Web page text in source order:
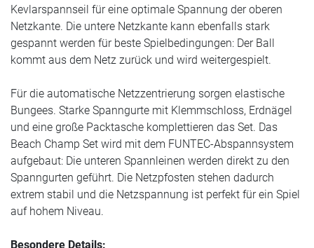
Kevlarspannseil für eine optimale Spannung der oberen
Netzkante. Die untere Netzkante kann ebenfalls stark
gespannt werden für beste Spielbedingungen: Der Ball
kommt aus dem Netz zurück und wird weitergespielt.
Für die automatische Netzzentrierung sorgen elastische
Bungees. Starke Spanngurte mit Klemmschloss, Erdnägel
und eine große Packtasche komplettieren das Set. Das
Beach Champ Set wird mit dem FUNTEC-Abspannsystem
aufgebaut: Die unteren Spannleinen werden direkt zu den
Spanngurten geführt. Die Netzpfosten stehen dadurch
extrem stabil und die Netzspannung ist perfekt für ein Spiel
auf hohem Niveau.
Besondere Details: